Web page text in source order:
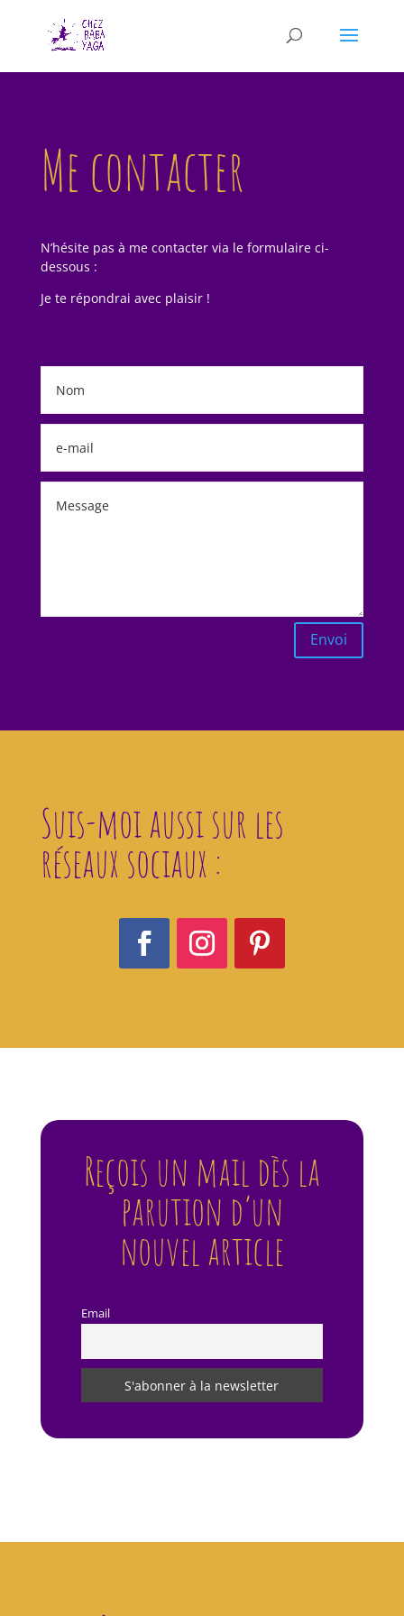
Me contacter
N’hésite pas à me contacter via le formulaire ci-
dessous :
Je te répondrai avec plaisir !
Envoi
Suis-moi aussi sur les
réseaux sociaux :
Reçois un mail dès la
parution d’un
nouvel article
Email